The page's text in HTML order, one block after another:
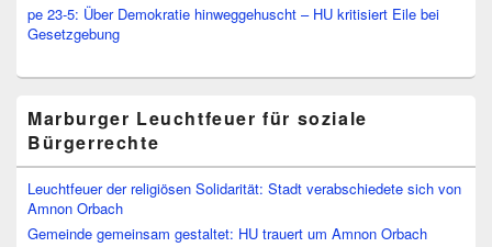
pe 23-5: Über Demokratie hinweggehuscht – HU kritisiert Eile bei
Gesetzgebung
Marburger Leuchtfeuer für soziale
Bürgerrechte
Leuchtfeuer der religiösen Solidarität: Stadt verabschiedete sich von
Amnon Orbach
Gemeinde gemeinsam gestaltet: HU trauert um Amnon Orbach